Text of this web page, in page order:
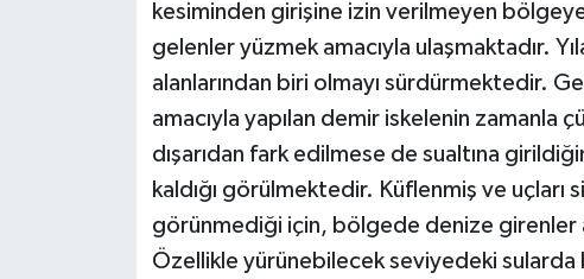
kesiminden girişine izin verilmeyen
gelenler yüzmek amacıyla ulaşmaktadır.
alanlarından biri olmayı sürdürmektedir.
amacıyla yapılan demir iskelenin zamanla
dışarıdan fark edilmese de sualtına
kaldığı görülmektedir. Küflenmiş ve uçları
görünmediği için, bölgede denize girenler
Özellikle yürünebilecek seviyedeki sularda